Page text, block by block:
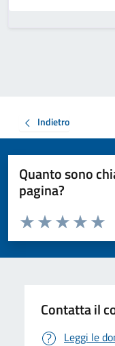
Indietro
Quanto sono
pagina?
Valuta da 1 a 5 stelle la
Valuta 4
Valuta 3
Valuta 2 stelle
Valuta 1 stelle su 5
Contatta il
Leggi le